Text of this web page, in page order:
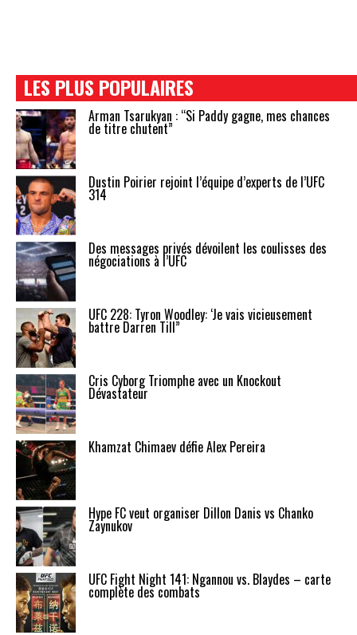
LES PLUS POPULAIRES
Arman Tsarukyan : “Si Paddy gagne, mes chances
de titre chutent”
Dustin Poirier rejoint l’équipe d’experts de l’UFC
314
Des messages privés dévoilent les coulisses des
négociations à l’UFC
UFC 228: Tyron Woodley: ‘Je vais vicieusement
battre Darren Till”
Cris Cyborg Triomphe avec un Knockout
Dévastateur
Khamzat Chimaev défie Alex Pereira
Hype FC veut organiser Dillon Danis vs Chanko
Zaynukov
UFC Fight Night 141: Ngannou vs. Blaydes – carte
complète des combats